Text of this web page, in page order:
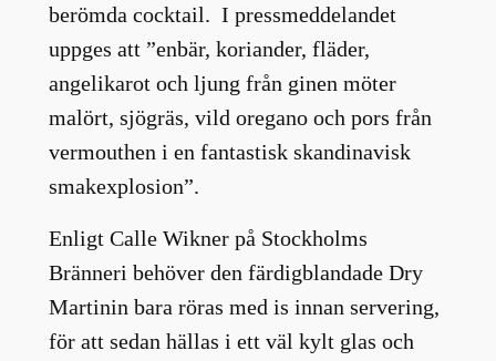
berömda cocktail. I pressmeddelandet
uppges att ”enbär, koriander, fläder,
angelikarot och ljung från ginen möter
malört, sjögräs, vild oregano och pors från
vermouthen i en fantastisk skandinavisk
smakexplosion”.
Enligt Calle Wikner på Stockholms
Bränneri behöver den färdigblandade Dry
Martinin bara röras med is innan servering,
för att sedan hällas i ett väl kylt glas och